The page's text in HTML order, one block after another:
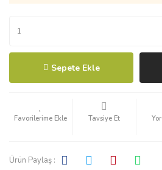
Sepete Ekle
Tavsiye Et
Ürün Paylaş :